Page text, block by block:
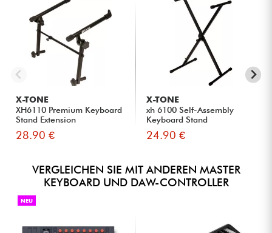
X-TONE
XH6110 Premium Keyboard
Stand Extension
28.90 €
X-TONE
xh 6100 Self-Assembly
Keyboard Stand
24.90 €
VERGLEICHEN SIE MIT ANDEREN MASTER
KEYBOARD UND DAW-CONTROLLER
NEU